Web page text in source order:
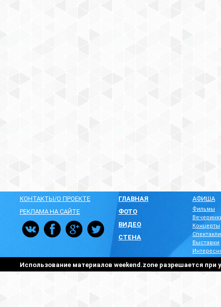
КОНТАКТЫ/О ПРОЕКТЕ
РЕКЛАМА НА САЙТЕ
ГЛАВНАЯ
ФОТО
ВИДЕО
СТЕНА
АФИША
Фильмы
Концерты
Спектакли
Выставки
Использование материалов weekend.zone разрешается